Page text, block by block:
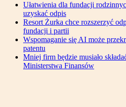
Ułatwienia dla fundacji
uzyskać odpis
Resort Żurka chce rozszerzyć
fundacji i partii
Wspomaganie się AI może
patentu
Mniej firm będzie musiało
Ministerstwa Finansów